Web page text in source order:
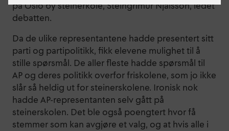
på Oslo by steinerkole, Steingrímur Njálsson, ledet
debatten.
Da de ulike representantene hadde presentert sitt
parti og partipolitikk, fikk elevene mulighet til å
stille spørsmål. De aller fleste hadde spørsmål til
AP og deres politikk overfor friskolene, som jo ikke
slår så heldig ut for steinerskolene. Ironisk nok
hadde AP-representanten selv gått på
steinerskolen. Det ble også poengtert hvor få
stemmer som kan avgjøre et valg, og at hvis alle i